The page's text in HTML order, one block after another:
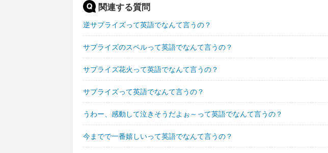
関連する質問
逆サプライズって英語でなんて言うの？
サプライズのスペルって英語でなんて言うの？
サプライズ花火って英語でなんて言うの？
サプライズって英語でなんて言うの？
うわー、感動して泣きそうだよぉ～って英語でなんて言うの？
今までで一番嬉しいって英語でなんて言うの？